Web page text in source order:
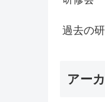
過去の
アー